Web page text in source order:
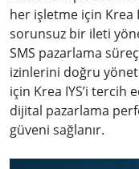
her işletme için Krea
sorunsuz bir ileti
SMS pazarlama
izinlerini doğru
için Krea IYS’i tercih
dijital pazarlama
güveni sağlanır.